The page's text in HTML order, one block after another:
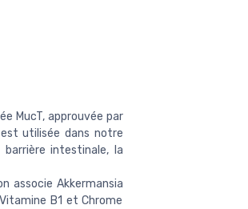
MucT, approuvée par
utilisée dans notre
intestinale, la
associe Akkermansia
B1 et Chrome